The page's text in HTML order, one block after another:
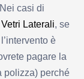
casi di
Laterali, se
è
pagare la
polizza) perché